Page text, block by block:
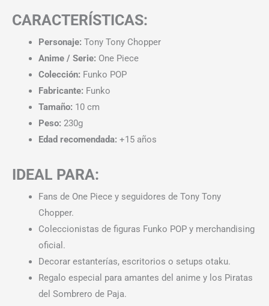
CARACTERÍSTICAS:
Personaje: Tony Tony Chopper
Anime / Serie: One Piece
Colección: Funko POP
Fabricante: Funko
Tamaño: 10 cm
Peso: 230g
Edad recomendada: +15 años
IDEAL PARA:
Fans de One Piece y seguidores de Tony Tony
Chopper.
Coleccionistas de figuras Funko POP y merchandising
oficial.
Decorar estanterías, escritorios o setups otaku.
Regalo especial para amantes del anime y los Piratas
del Sombrero de Paja.